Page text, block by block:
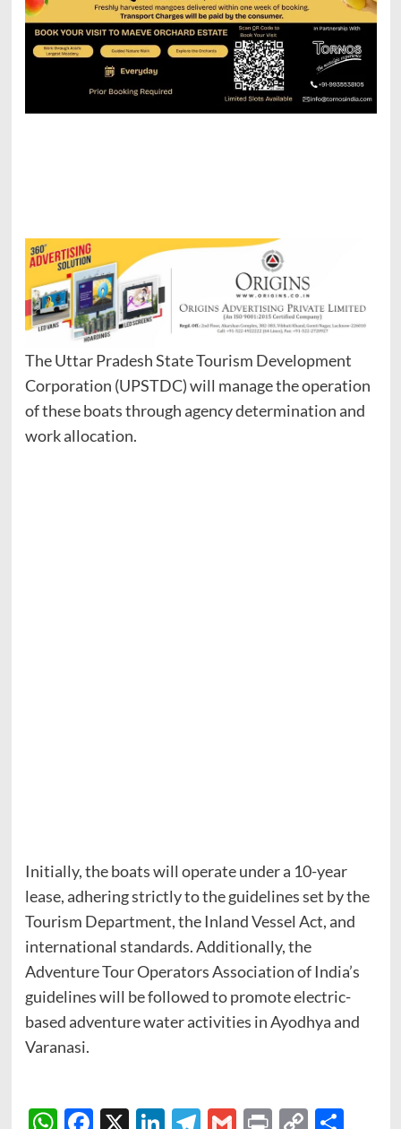
The Uttar Pradesh State Tourism Development
Corporation (UPSTDC) will manage the operation
of these boats through agency determination and
work allocation.
Initially, the boats will operate under a 10-year
lease, adhering strictly to the guidelines set by the
Tourism Department, the Inland Vessel Act, and
international standards. Additionally, the
Adventure Tour Operators Association of India’s
guidelines will be followed to promote electric-
based adventure water activities in Ayodhya and
Varanasi.
WhatsApp
Facebook
X LinkedIn
Telegram
Gmail
Print
Copy